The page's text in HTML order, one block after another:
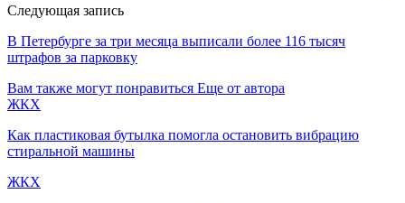
Следующая запись
В Петербурге за три месяца выписали более 116 тысяч
штрафов за парковку
Вам также могут понравиться Еще от автора
ЖКХ
Как пластиковая бутылка помогла остановить вибрацию
стиральной машины
ЖКХ